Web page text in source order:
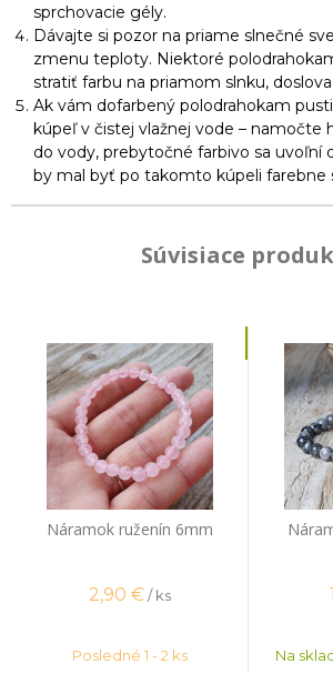
sprchovacie gély.
Dávajte si pozor na priame slnečné
zmenu teploty. Niektoré
stratiť farbu na priamom slnku,
Ak vám dofarbený polodrahokam
kúpeľ v čistej vlažnej vode – namočte
do vody, prebytočné farbivo sa uvoľní
by mal byť po takomto kúpeli farebne
Súvisiace
Náramok ruženín 6mm
2,90 € / ks
Posledné 1 - 2 ks Na